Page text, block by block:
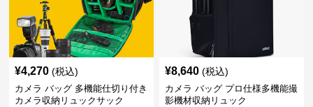
¥4,270 (税込)
カメラ バッグ 多機能仕切り付き
カメラ収納リュックサック
¥8,640 (税込)
カメラ バッグ プロ仕様多機能撮
影機材収納リュック